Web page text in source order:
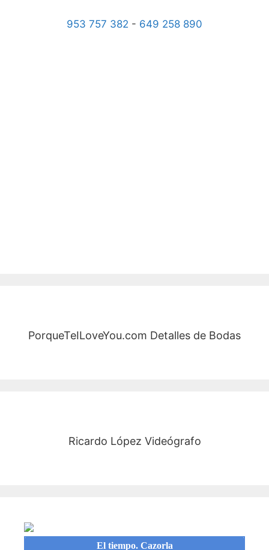
953 757 382 - 649 258 890
PorqueTeILoveYou.com Detalles de Bodas
Ricardo López Videógrafo